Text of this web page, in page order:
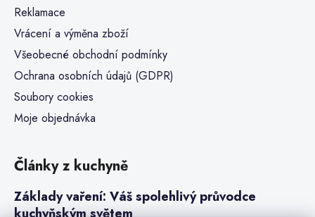
Reklamace
Vrácení a výměna zboží
Všeobecné obchodní podmínky
Ochrana osobních údajů (GDPR)
Soubory cookies
Moje objednávka
Články z kuchyně
Základy vaření: Váš spolehlivý průvodce